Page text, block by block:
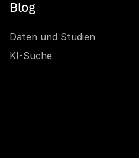
Blog
Daten und Studien
KI-Suche